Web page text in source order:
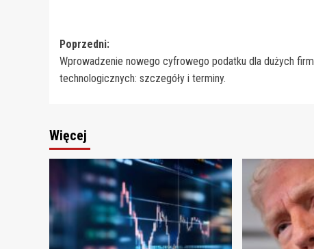
Zobacz
wpisy
Poprzedni:
Wprowadzenie nowego cyfrowego podatku dla dużych firm
technologicznych: szczegóły i terminy.
Więcej